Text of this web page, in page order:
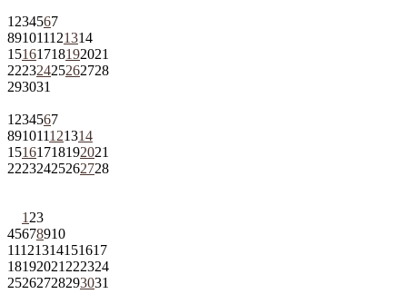
1 234567
891011121314
15161718192021
22232425262728
293031
1 234567
891011121314
15161718192021
22232425262728
1 23
45678910
11121314151617
18192021 222324
25262728293031